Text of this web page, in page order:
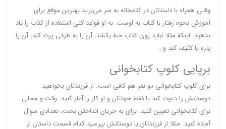
وقتی همراه با دلبندتان در کتابخانه به سر می‌برید بهترین موقع برای
آموزش نحوه رفتار با کتاب به اوست. به او قواعد کلی استفاده از کتاب را یاد
بدهید. اینکه مثلا نباید روی کتاب خط بکشد، آن را به طرفی پرت کند، آن را
پاره یا کثیف کند و…
برپایی کلوپ کتابخوانی
برای کلوپ کتابخوانی دو نفر هم کافی است. از فرزندتان بخواهید
دوستانش را دعوت کند یا فقط خودتان و او کار را آغاز کنید. وقت و محلی
برای کتابخوانی تعیین کنید. برای به جریان انداختن بحث، تعدادی سوال
آماده کنید. مثلا از فرزندتان یا دوستانش بپرسید کدام قسمت داستان از